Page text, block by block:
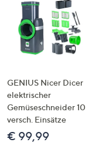
GENIUS Nicer Dicer
elektrischer
Gemüseschneider 10
versch. Einsätze
€ 99,99